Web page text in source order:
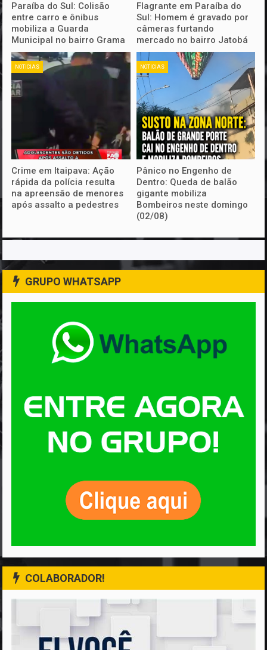
Paraíba do Sul: Colisão
entre carro e ônibus
mobiliza a Guarda
Municipal no bairro Grama
Flagrante em Paraíba do
Sul: Homem é gravado por
câmeras furtando
mercado no bairro Jatobá
NOTICIAS
Crime em Itaipava: Ação
rápida da polícia resulta
na apreensão de menores
após assalto a pedestres
NOTICIAS
Pânico no Engenho de
Dentro: Queda de balão
gigante mobiliza
Bombeiros neste domingo
(02/08)
GRUPO WHATSAPP
COLABORADOR!